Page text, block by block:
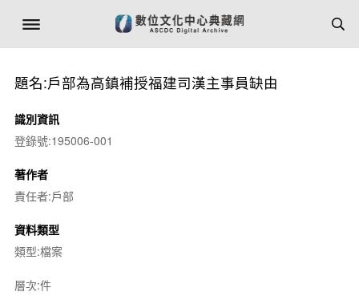
題名:戶部為高鎮補授福建司漢主事員缺由
識別資訊
登錄號:195006-001
著作者
責任者:戶部
資料類型
類型:檔案
層次:件